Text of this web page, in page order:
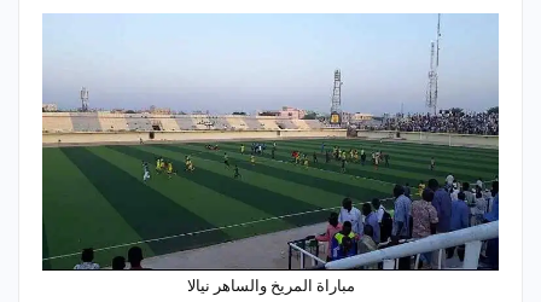
مباراة المريخ والساهر نيالا